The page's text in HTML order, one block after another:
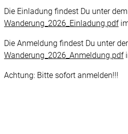
Die Einladung findest Du unter
Wanderung_2026_Einladung.pdf
Die Anmeldung findest Du unter
Wanderung_2026_Anmeldung.pdf
Achtung: Bitte sofort anmelden!!!